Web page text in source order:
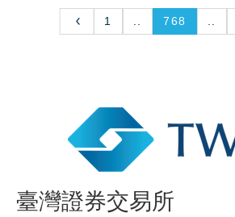
1 768
臺灣證券交易所